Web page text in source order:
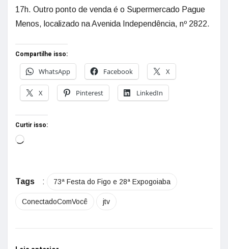
17h. Outro ponto de venda é o Supermercado Pague
Menos, localizado na Avenida Independência, nº 2822.
Compartilhe isso:
WhatsApp
Facebook X
X Pinterest LinkedIn
Curtir isso:
Tags : 73ª Festa do Figo e 28ª Expogoiaba
ConectadoComVocê jtv